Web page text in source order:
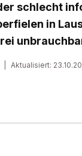
schlecht
in
Aktualisiert: